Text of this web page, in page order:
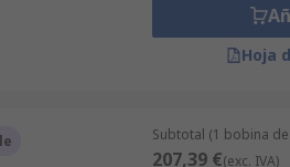
Hoja
Subtotal (1 bobina
207,39 €(exc. IVA)